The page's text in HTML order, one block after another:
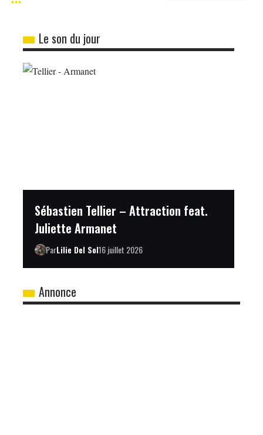
Le son du jour
Sébastien Tellier – Attraction feat.
Juliette Armanet
ParLilie Del Sol16 juillet 2026
Annonce